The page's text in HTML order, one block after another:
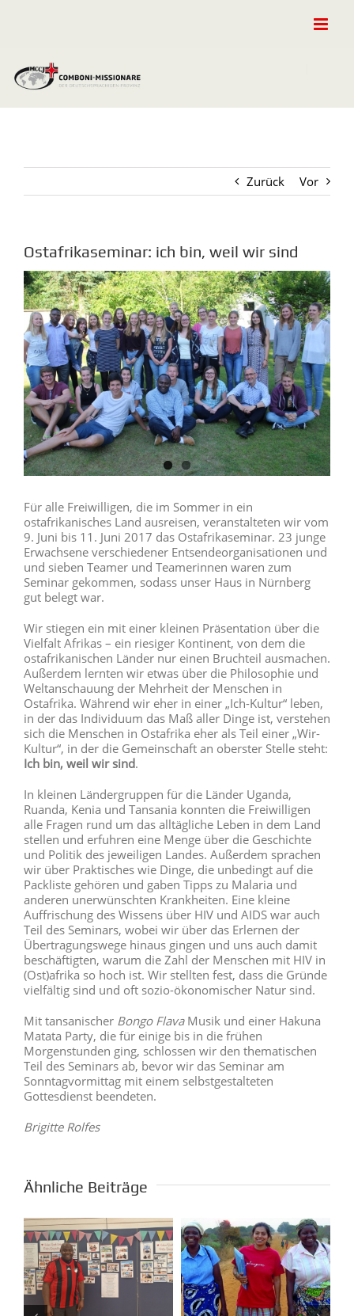
Zurück Vor
Ostafrikaseminar: ich bin, weil wir sind
Zeige
grösseres
Bild
Für alle Freiwilligen, die im Sommer in ein
ostafrikanisches Land ausreisen, veranstalteten wir vom
9. Juni bis 11. Juni 2017 das Ostafrikaseminar. 23 junge
Erwachsene verschiedener Entsendeorganisationen und
und sieben Teamer und Teamerinnen waren zum
Seminar gekommen, sodass unser Haus in Nürnberg
gut belegt war.
Wir stiegen ein mit einer kleinen Präsentation über die
Vielfalt Afrikas – ein riesiger Kontinent, von dem die
ostafrikanischen Länder nur einen Bruchteil ausmachen.
Außerdem lernten wir etwas über die Philosophie und
Weltanschauung der Mehrheit der Menschen in
Ostafrika. Während wir eher in einer „Ich-Kultur“ leben,
in der das Individuum das Maß aller Dinge ist, verstehen
sich die Menschen in Ostafrika eher als Teil einer „Wir-
Kultur“, in der die Gemeinschaft an oberster Stelle steht:
Ich bin, weil wir sind.
In kleinen Ländergruppen für die Länder Uganda,
Ruanda, Kenia und Tansania konnten die Freiwilligen
alle Fragen rund um das alltägliche Leben in dem Land
stellen und erfuhren eine Menge über die Geschichte
und Politik des jeweiligen Landes. Außerdem sprachen
wir über Praktisches wie Dinge, die unbedingt auf die
Packliste gehören und gaben Tipps zu Malaria und
anderen unerwünschten Krankheiten. Eine kleine
Auffrischung des Wissens über HIV und AIDS war auch
Teil des Seminars, wobei wir über das Erlernen der
Übertragungswege hinaus gingen und uns auch damit
beschäftigten, warum die Zahl der Menschen mit HIV in
(Ost)afrika so hoch ist. Wir stellten fest, dass die Gründe
vielfältig sind und oft sozio-ökonomischer Natur sind.
Mit tansanischer Bongo FlavaMusik und einer Hakuna
Matata Party, die für einige bis in die frühen
Morgenstunden ging, schlossen wir den thematischen
Teil des Seminars ab, bevor wir das Seminar am
Sonntagvormittag mit einem selbstgestalteten
Gottesdienst beendeten.
Brigitte Rolfes
Ähnliche Beiträge